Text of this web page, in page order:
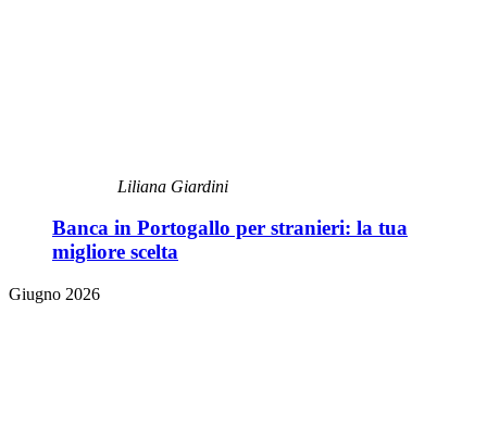
Liliana Giardini
Banca in Portogallo per stranieri: la tua
migliore scelta
Giugno 2026